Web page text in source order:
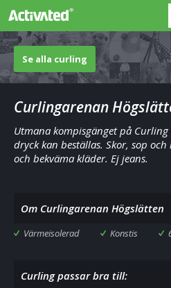
Se alla curling
Curlingarenan
Utmana kompisgänget på
dryck kan beställas. Skor, sop
och bekväma kläder. Ej jeans.
Om Curlingarenan Högslätten
Värmeisolerad Konstis
Curling passar bra till: